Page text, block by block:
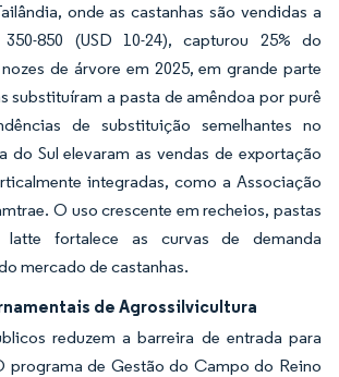
onde as castanhas são vendidas a
850 (USD 10-24), capturou 25% do
de árvore em 2025, em grande parte
substituíram a pasta de amêndoa por purê
de substituição semelhantes no
do Sul elevaram as vendas de exportação
integradas, como a Associação
O uso crescente em recheios, pastas
fortalece as curvas de demanda
mercado de castanhas.
de Agrossilvicultura
reduzem a barreira de entrada para
programa de Gestão do Campo do Reino